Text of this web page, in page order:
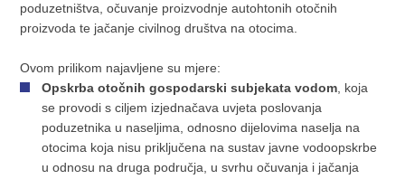
poduzetništva, očuvanje proizvodnje autohtonih otočnih
proizvoda te jačanje civilnog društva na otocima.
Ovom prilikom najavljene su mjere:
Opskrba otočnih gospodarski subjekata vodom, koja
se provodi s ciljem izjednačava uvjeta poslovanja
poduzetnika u naseljima, odnosno dijelovima naselja na
otocima koja nisu priključena na sustav javne vodoopskrbe
u odnosu na druga područja, u svrhu očuvanja i jačanja